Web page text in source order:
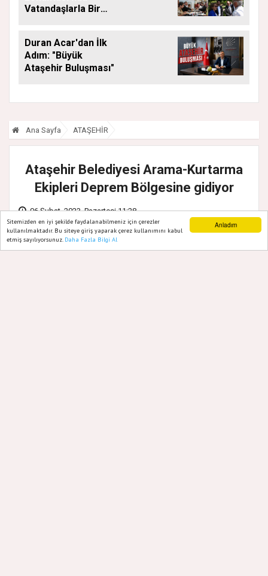
Anladım
Sitemizden en iyi şekilde faydalanabilmeniz için çerezler
kullanılmaktadır. Bu siteye giriş yaparak çerez kullanımını kabul
etmiş sayılıyorsunuz. Daha Fazla Bilgi Al
Vatandaşlarla Bir
Duran Acar'dan İlk
Adım: "Büyük
Ataşehir Buluşması"
Ana Sayfa ATAŞEHİR
Ataşehir Belediyesi Arama-Kurtarma
Ekipleri Deprem Bölgesine gidiyor
06 Şubat, 2023, Pazartesi 11:28
Ana Sayfa Web TV